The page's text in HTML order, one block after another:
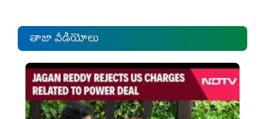
తాజా వీడియోలు